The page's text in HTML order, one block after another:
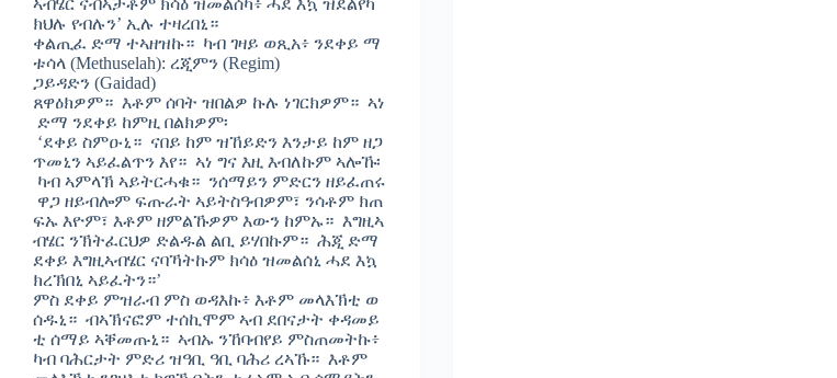
ኣብሄር ናብኣታቶም ክሳዕ ዝመልሰካ፥ ሓደ እኳ ዝደልየካ
ክህሉ የብሉን’ ኢሉ ተዛረበኒ።
ቀልጢፈ ድማ ተኣዘዝኩ። ካብ ገዛይ ወጺአ፥ ንደቀይ ማ
ቱሳላ (Methuselah): ረጂምን (Regim)
ጋይዳድን (Gaidad)
ጸዋዕክዎም። እቶም ሰባት ዝበልዎ ኩሉ ነገርክዎም። ኣነ
ድማ ንደቀይ ከምዚ በልክዎም፡
‘ደቀይ ስምዑኒ። ናበይ ከም ዝኸይድን እንታይ ከም ዘጋ
ጥመኒን ኣይፈልጥን እየ። ኣነ ግና እዚ እብለኩም ኣሎኹ፡
ካብ ኣምላኽ ኣይትርሓቁ። ንሰማይን ምድርን ዘይፈጠሩ
ዋጋ ዘይብሎም ፍጡራት ኣይትስዓብዎም፣ ንሳቶም ክጠ
ፍኡ እዮም፣ እቶም ዘምልኹዎም እውን ከምኡ። እግዚኣ
ብሄር ንኽትፈርህዎ ድልዱል ልቢ ይሃበኩም። ሕጂ ድማ
ደቀይ እግዚኣብሄር ናባኻትኩም ክሳዕ ዝመልሰኒ ሓደ እኳ
ክረኽበኒ ኣይፈትን።’
ምስ ደቀይ ምዝራብ ምስ ወዳእኩ፥ እቶም መላእኽቲ ወ
ሰዱኒ። ብኣኽናፎም ተሰኪሞም ኣብ ደበናታት ቀዳመይ
ቲ ሰማይ ኣቐመጡኒ። ኣብኡ ንኸባብየይ ምስጠመትኩ፥
ካብ ባሕርታት ምድሪ ዝዓቢ ዓቢ ባሕሪ ረኣኹ። እቶም